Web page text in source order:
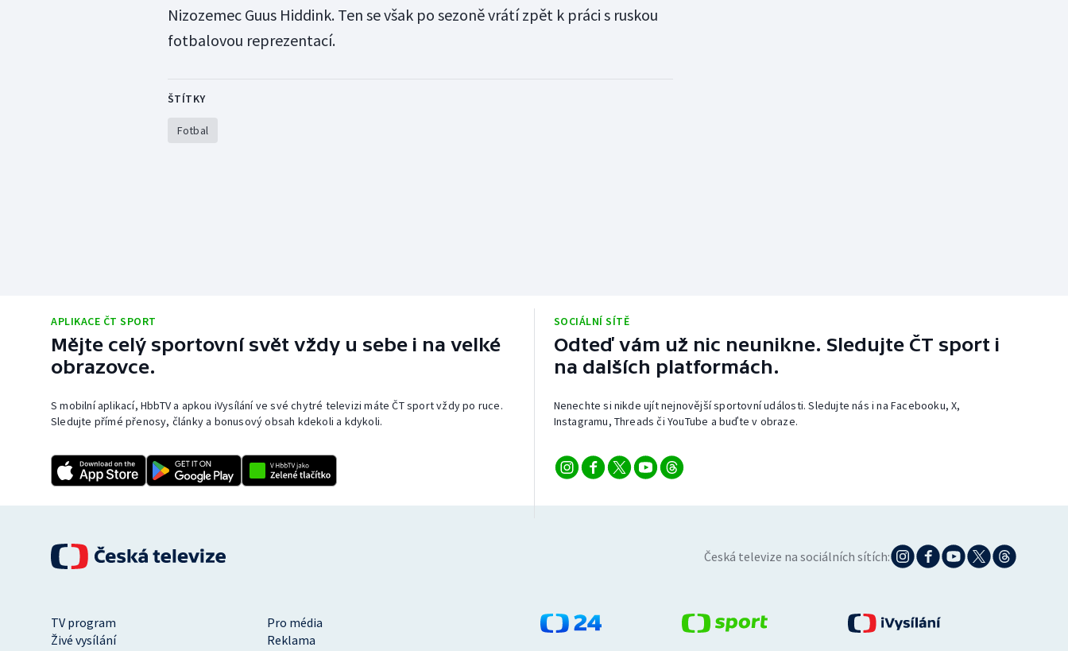
Nizozemec Guus Hiddink. Ten se však po sezoně vrátí zpět k práci s ruskou
fotbalovou reprezentací.
ŠTÍTKY
Fotbal
APLIKACE ČT SPORT
Mějte celý sportovní svět vždy u sebe i na velké
obrazovce.
S mobilní aplikací, HbbTV a apkou iVysílání ve své chytré televizi máte ČT sport vždy po ruce.
Sledujte přímé přenosy, články a bonusový obsah kdekoli a kdykoli.
SOCIÁLNÍ SÍTĚ
Odteď vám už nic neunikne. Sledujte ČT sport i
na dalších platformách.
Nenechte si nikde ujít nejnovější sportovní události. Sledujte nás i na Facebooku, X,
Instagramu, Threads či YouTube a buďte v obraze.
Česká televize na sociálních sítích:
TV program
Pro média
Živé vysílání
Reklama